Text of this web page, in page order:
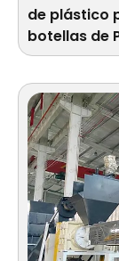
de plástico
botellas de